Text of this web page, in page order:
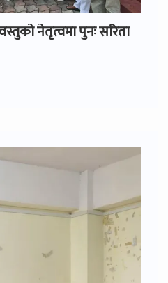
नेतृत्वमा पुनः सरिता